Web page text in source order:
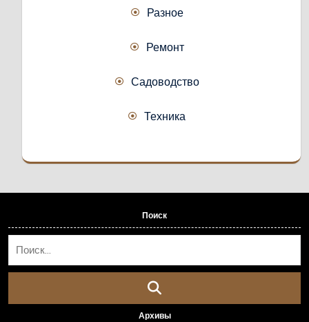
Разное
Ремонт
Садоводство
Техника
Поиск
Архивы